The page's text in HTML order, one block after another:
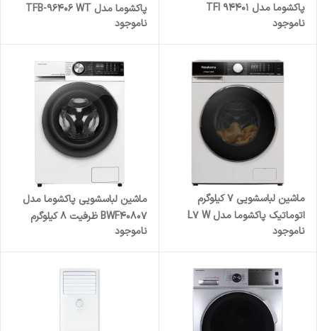
پاکشوما مدل TFI 94401
ناموجود
پاکشوما مدل TFB-96406 WT
ناموجود
ماشین لباسشویی 7 کیلوگرم
اتوماتیک پاکشوما مدل L7 W
ناموجود
ماشین لباسشویی پاکشوما مدل
BWF40807 ظرفیت ۸ کیلوگرم
درب از جلو
ناموجود